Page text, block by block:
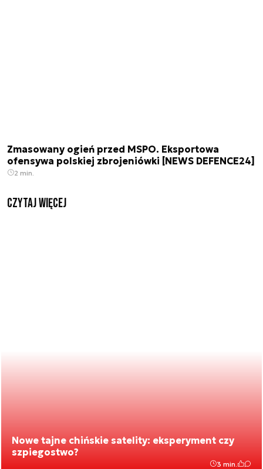
Zmasowany ogień przed MSPO. Eksportowa
ofensywa polskiej zbrojeniówki [NEWS DEFENCE24]
2 min.
czytaj więcej
Nowe tajne chińskie satelity: eksperyment czy
szpiegostwo?
3 min.